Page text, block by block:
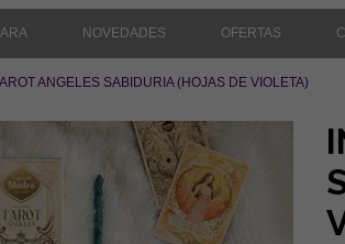
NOVEDADES OFERTAS
ANGELES SABIDURIA (HOJAS DE VIOLETA)